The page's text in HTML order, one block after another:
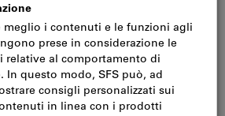
di spedizione
scaffale (mm):